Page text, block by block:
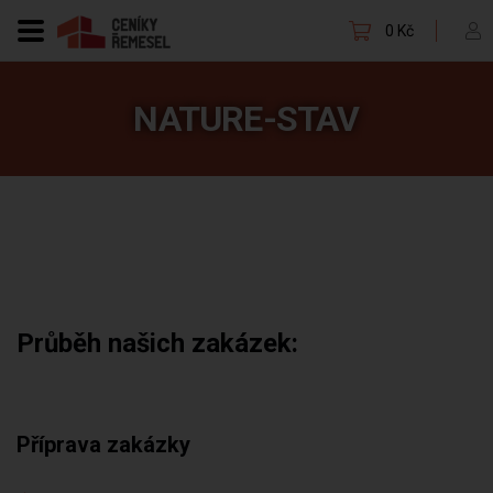
0 Kč
NATURE-STAV
Průběh našich zakázek:
Příprava zakázky